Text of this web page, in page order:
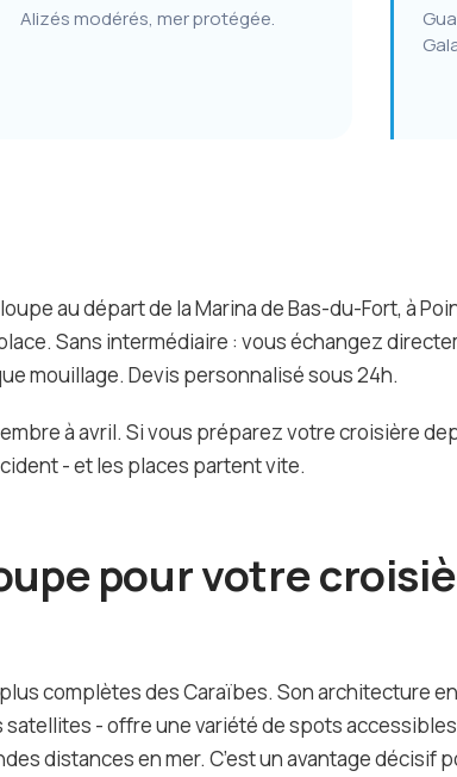
Alizés modérés, mer protégée.
au départ de la Marina de Bas-du-Fort, à
Sans intermédiaire : vous échangez
mouillage. Devis personnalisé sous 24h.
à avril. Si vous préparez votre croisière
- et les places partent vite.
pour votre
complètes des Caraïbes. Son architecture en
- offre une variété de spots accessibles
distances en mer. C’est un avantage décisif